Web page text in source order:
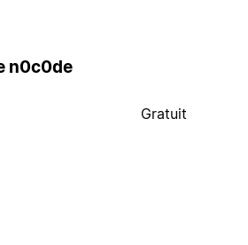
n0c0de
Gratuit